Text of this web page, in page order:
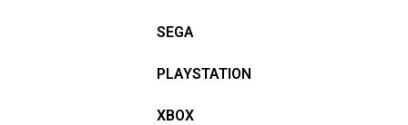
SEGA
PLAYSTATION
XBOX